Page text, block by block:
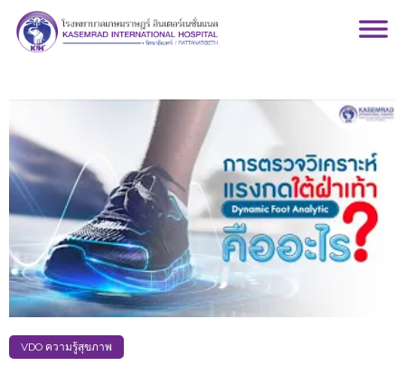
VDO ความรู้สุขภาพ